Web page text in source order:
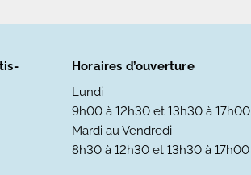
Horaires d’ouverture
Lundi
9h00 à 12h30 et 13h30 à 17h00
Mardi au Vendredi
8h30 à 12h30 et 13h30 à 17h00